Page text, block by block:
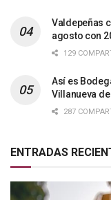
Valdepeñas
agosto con
129
Así es
Villanueva
287
ENTRADAS